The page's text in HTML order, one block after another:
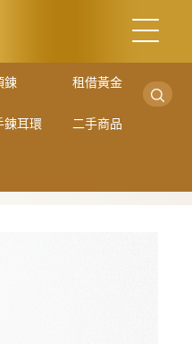
鍊 租借黃金
鍊耳環 二手商品